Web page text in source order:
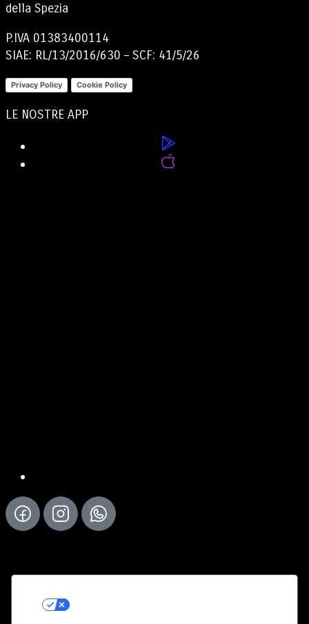
della Spezia
P.IVA 01383400114
SIAE: RL/13/2016/630 – SCF: 41/5/26
Privacy Policy Cookie Policy
LE NOSTRE APP